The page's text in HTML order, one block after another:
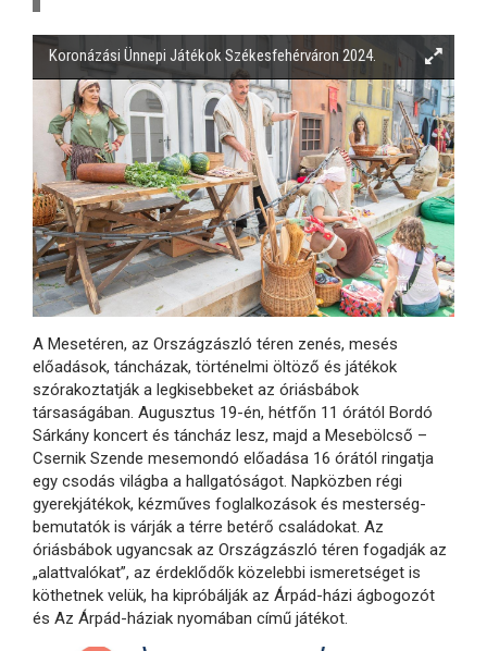
Koronázási Ünnepi Játékok Székesfehérváron 2024.
A Mesetéren, az Országzászló téren zenés, mesés
előadások, táncházak, történelmi öltöző és játékok
szórakoztatják a legkisebbeket az óriásbábok
társaságában. Augusztus 19-én, hétfőn 11 órától Bordó
Sárkány koncert és táncház lesz, majd a Mesebölcső –
Csernik Szende mesemondó előadása 16 órától ringatja
egy csodás világba a hallgatóságot. Napközben régi
gyerekjátékok, kézműves foglalkozások és mesterség-
bemutatók is várják a térre betérő családokat. Az
óriásbábok ugyancsak az Országzászló téren fogadják az
„alattvalókat”, az érdeklődők közelebbi ismeretséget is
köthetnek velük, ha kipróbálják az Árpád-házi ágbogozót
és Az Árpád-háziak nyomában című játékot.